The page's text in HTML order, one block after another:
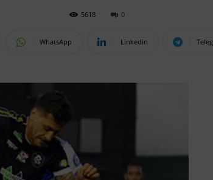
5618 0
WhatsApp Linkedin